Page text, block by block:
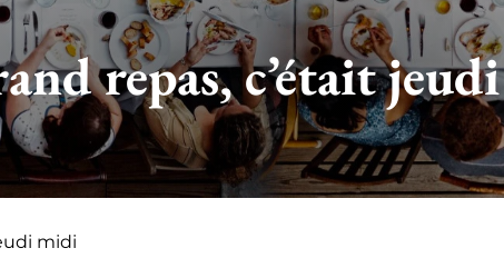
repas, c’était
midi